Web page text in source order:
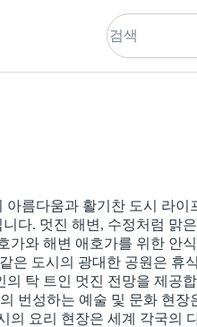
아름다움과 활기찬 도시 라이
다. 멋진 해변, 수정처럼 맑
가와 해변 애호가를 위한 안
은 도시의 광대한 공원은 휴
탁 트인 멋진 전망을 제공
번성하는 예술 및 문화 현장
의 요리 현장은 세계 각국의